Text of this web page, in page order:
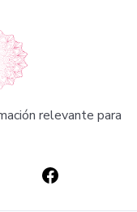
relevante para